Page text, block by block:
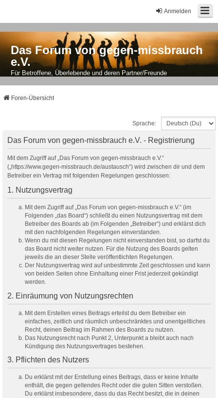
Anmelden
Das Forum von gegen-missbrauch
e.V.
Für Betroffene, Überlebende und deren Partner/Freunde
Foren-Übersicht
Sprache:
Das Forum von gegen-missbrauch e.V. - Registrierung
Mit dem Zugriff auf „Das Forum von gegen-missbrauch e.V.“
(„https://www.gegen-missbrauch.de/austausch“) wird zwischen dir und dem
Betreiber ein Vertrag mit folgenden Regelungen geschlossen:
1. Nutzungsvertrag
Mit dem Zugriff auf „Das Forum von gegen-missbrauch e.V.“ (im
Folgenden „das Board“) schließt du einen Nutzungsvertrag mit dem
Betreiber des Boards ab (im Folgenden „Betreiber“) und erklärst dich
mit den nachfolgenden Regelungen einverstanden.
Wenn du mit diesen Regelungen nicht einverstanden bist, so darfst du
das Board nicht weiter nutzen. Für die Nutzung des Boards gelten
jeweils die an dieser Stelle veröffentlichten Regelungen.
Der Nutzungsvertrag wird auf unbestimmte Zeit geschlossen und kann
von beiden Seiten ohne Einhaltung einer Frist jederzeit gekündigt
werden.
2. Einräumung von Nutzungsrechten
Mit dem Erstellen eines Beitrags erteilst du dem Betreiber ein
einfaches, zeitlich und räumlich unbeschränktes und unentgeltliches
Recht, deinen Beitrag im Rahmen des Boards zu nutzen.
Das Nutzungsrecht nach Punkt 2, Unterpunkt a bleibt auch nach
Kündigung des Nutzungsvertrages bestehen.
3. Pflichten des Nutzers
Du erklärst mit der Erstellung eines Beitrags, dass er keine Inhalte
enthält, die gegen geltendes Recht oder die guten Sitten verstoßen.
Du erklärst insbesondere, dass du das Recht besitzt, die in deinen